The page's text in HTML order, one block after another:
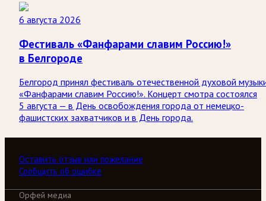
6 августа 2026
Фестиваль «Фанфарами славим Россию!»
в Белгороде
Белгород принял фестиваль отечественной духовой
«Фанфарами славим Россию!». Концерт смотра состоялся
5 августа — в День освобождения города от немецко-
фашистских захватчиков и в День города.
Оставить отзыв или пожелание
Сообщить об ошибке
Орфей медиа